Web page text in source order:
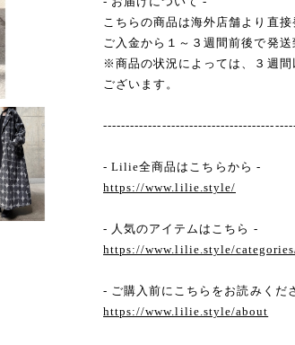
こちらの商品は海外店舗より直接
ご入金から１～３週間前後で発送
※商品の状況によっては、３週間
ございます。
- Lilie全商品はこちらから -
https://www.lilie.style/
- 人気のアイテムはこちら -
https://www.lilie.style/
- ご購入前にこちらをお読みくだ
https://www.lilie.style/about